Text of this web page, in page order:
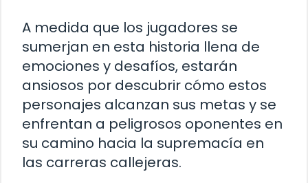
A medida que los jugadores se
sumerjan en esta historia llena de
emociones y desafíos, estarán
ansiosos por descubrir cómo estos
personajes alcanzan sus metas y se
enfrentan a peligrosos oponentes en
su camino hacia la supremacía en
las carreras callejeras.